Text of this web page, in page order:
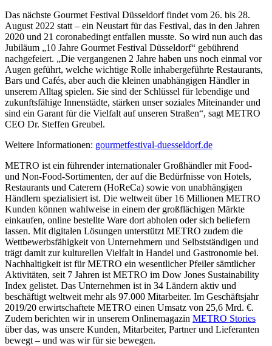
Das nächste Gourmet Festival Düsseldorf findet vom 26. bis 28.
August 2022 statt – ein Neustart für das Festival, das in den Jahren
2020 und 21 coronabedingt entfallen musste. So wird nun auch das
Jubiläum „10 Jahre Gourmet Festival Düsseldorf“ gebührend
nachgefeiert. „Die vergangenen 2 Jahre haben uns noch einmal vor
Augen geführt, welche wichtige Rolle inhabergeführte Restaurants,
Bars und Cafés, aber auch die kleinen unabhängigen Händler in
unserem Alltag spielen. Sie sind der Schlüssel für lebendige und
zukunftsfähige Innenstädte, stärken unser soziales Miteinander und
sind ein Garant für die Vielfalt auf unseren Straßen“, sagt METRO
CEO Dr. Steffen Greubel.
Weitere Informationen: gourmetfestival-duesseldorf.de
METRO ist ein führender internationaler Großhändler mit Food-
und Non-Food-Sortimenten, der auf die Bedürfnisse von Hotels,
Restaurants und Caterern (HoReCa) sowie von unabhängigen
Händlern spezialisiert ist. Die weltweit über 16 Millionen METRO
Kunden können wahlweise in einem der großflächigen Märkte
einkaufen, online bestellte Ware dort abholen oder sich beliefern
lassen. Mit digitalen Lösungen unterstützt METRO zudem die
Wettbewerbsfähigkeit von Unternehmern und Selbstständigen und
trägt damit zur kulturellen Vielfalt in Handel und Gastronomie bei.
Nachhaltigkeit ist für METRO ein wesentlicher Pfeiler sämtlicher
Aktivitäten, seit 7 Jahren ist METRO im Dow Jones Sustainability
Index gelistet. Das Unternehmen ist in 34 Ländern aktiv und
beschäftigt weltweit mehr als 97.000 Mitarbeiter. Im Geschäftsjahr
2019/20 erwirtschaftete METRO einen Umsatz von 25,6 Mrd. €.
Zudem berichten wir in unserem Onlinemagazin METRO Stories
über das, was unsere Kunden, Mitarbeiter, Partner und Lieferanten
bewegt – und was wir für sie bewegen.